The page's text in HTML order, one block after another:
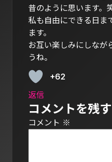
昔のように思います。
私も自由にできる日ま
ます。
お互い楽しみにしなが
うね。
+62
返信
コメントを残す
コメント ※